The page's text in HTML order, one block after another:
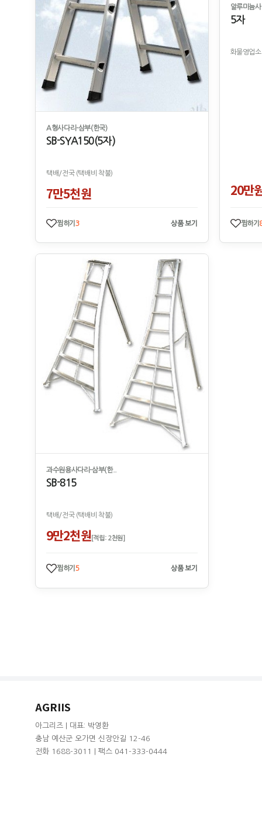
A형사다리-삼부(한국)
SB-SYA150(5자)
택배/전국 (택배비 착불)
7만5천원
찜하기 3 상품 보기
알루미늄
5자
화물영업
20만
찜하기
과수원용사다리-삼부(한..
SB-815
택배/전국 (택배비 착불)
9만2천원[적립: 2천원]
찜하기 5 상품 보기
AGRIIS
아그리즈 | 대표: 박영환
충남 예산군 오가면 신장안길 12-46
전화 1688-3011 | 팩스 041-333-0444